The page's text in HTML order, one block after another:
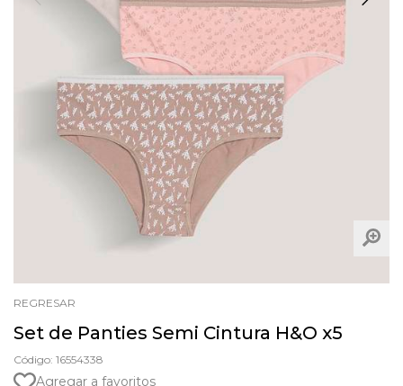
REGRESAR
Set de Panties Semi Cintura H&O x5
Código: 16554338
Agregar a favoritos